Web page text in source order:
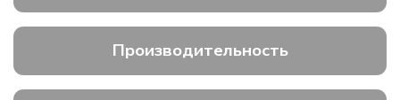
Производительность